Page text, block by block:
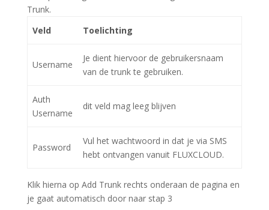
Trunk.
Veld
Toelichting
Username
Je dient hiervoor de gebruikersnaam
van de trunk te gebruiken.
Auth
Username
dit veld mag leeg blijven
Password
Vul het wachtwoord in dat je via SMS
hebt ontvangen vanuit FLUXCLOUD.
Klik hierna op Add Trunk rechts onderaan de pagina en
je gaat automatisch door naar stap 3